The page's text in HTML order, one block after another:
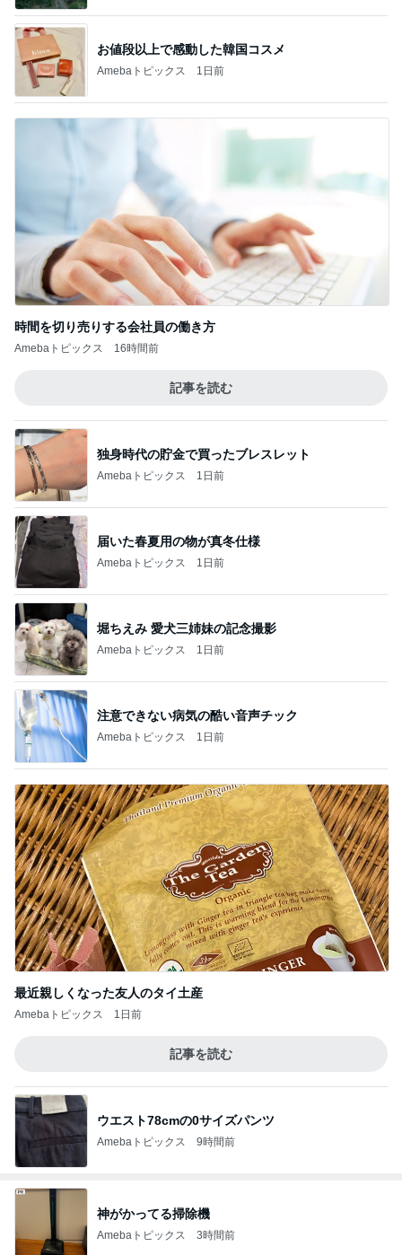
お値段以上で感動した韓国コスメ
Amebaトピックス 1日前
時間を切り売りする会社員の働き方
Amebaトピックス 16時間前
記事を読む
独身時代の貯金で買ったブレスレット
Amebaトピックス 1日前
届いた春夏用の物が真冬仕様
Amebaトピックス 1日前
堀ちえみ 愛犬三姉妹の記念撮影
Amebaトピックス 1日前
注意できない病気の酷い音声チック
Amebaトピックス 1日前
最近親しくなった友人のタイ土産
Amebaトピックス 1日前
記事を読む
ウエスト78cmの0サイズパンツ
Amebaトピックス 9時間前
神がかってる掃除機
Amebaトピックス 3時間前